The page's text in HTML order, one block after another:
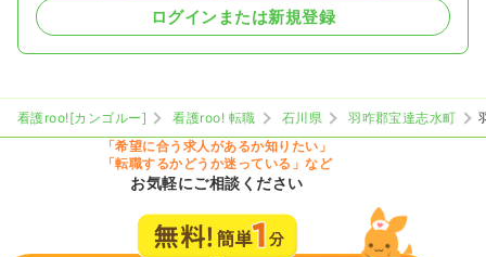
ログインまたは新規登録
看護roo![カンゴルー] 看護roo! 転職 石川県 羽咋郡宝達志水町
「希望に合う求人があるか知りたい」
「転職するかどうか迷っている」など
お気軽にご相談ください